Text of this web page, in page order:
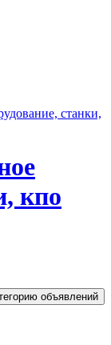
станки,
кпо
объявлений